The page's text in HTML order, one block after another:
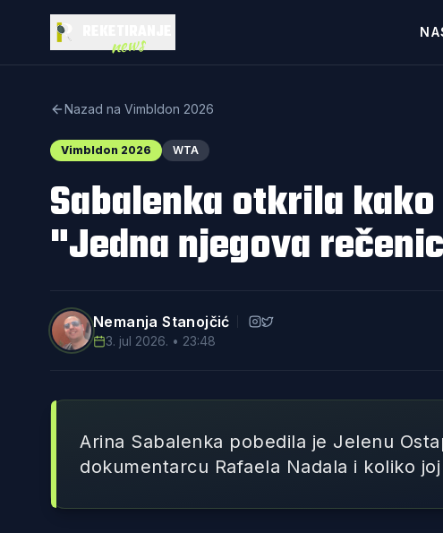
news
Nazad na Vimbldon 2026
Vimbldon 2026 WTA
Sabalenka otkrila
"Jedna njegova
Nemanja Stanojčić
3. jul 2026. • 23:48
Arina Sabalenka pobedila je Jelenu
dokumentarcu Rafaela Nadala i koliko